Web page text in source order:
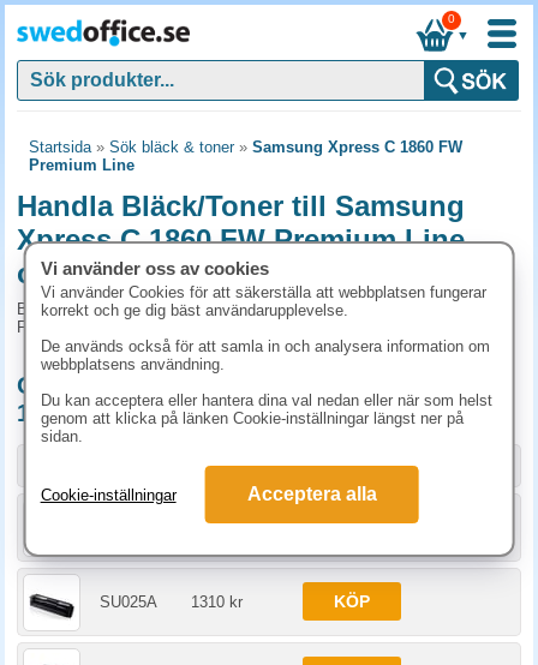
▼
0
Startsida» Sök bläck & toner» Samsung Xpress C 1860 FW
Premium Line
Handla Bläck/Toner till Samsung
Xpress C 1860 FW Premium Line
online
Bläck/Toner och tillbehör som passar till Samsung Xpress C 1860
FW Premium Line
Originalprodukter till Samsung Xpress C
1860 FW Premium Line
Art.nr
1187.50 kr KÖP
SU025A 1310 kr KÖP
Vi använder oss av cookies
Vi använder Cookies för att säkerställa att webbplatsen fungerar
korrekt och ge dig bäst användarupplevelse.
De används också för att samla in och analysera information om
webbplatsens användning.
Du kan acceptera eller hantera dina val nedan eller när som helst
genom att klicka på länken Cookie-inställningar längst ner på
sidan.
Cookie-inställningar Acceptera alla